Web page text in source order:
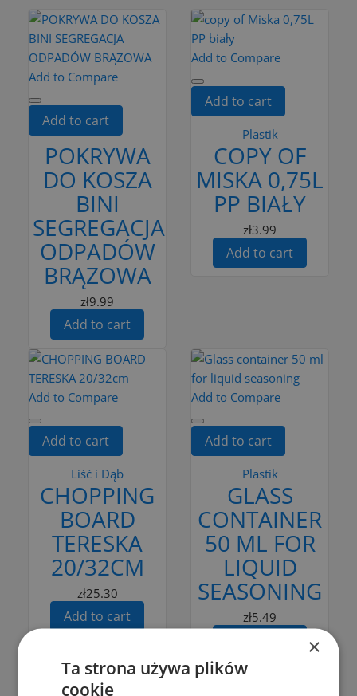
Add to Compare
Add to cart
POKRYWA
DO KOSZA
BINI
SEGREGACJA
ODPADÓW
BRĄZOWA
zł9.99
Add to cart
Add to Compare
Add to cart
Plastik
COPY OF
MISKA 0,75L
PP BIAŁY
zł3.99
Add to cart
Add to Compare
Add to cart
Liść i Dąb
CHOPPING
BOARD
TERESKA
20/32CM
zł25.30
Add to cart
Add to Compare
Add to cart
Plastik
GLASS
CONTAINER
50 ML FOR
LIQUID
SEASONING
zł5.49
×
Ta strona używa plików
cookie